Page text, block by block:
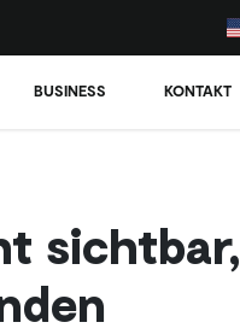
BUSINESS KONTAKT
sichtbar,